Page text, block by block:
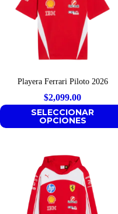
Playera Ferrari Piloto 2026
$2,099.00
SELECCIONAR
OPCIONES